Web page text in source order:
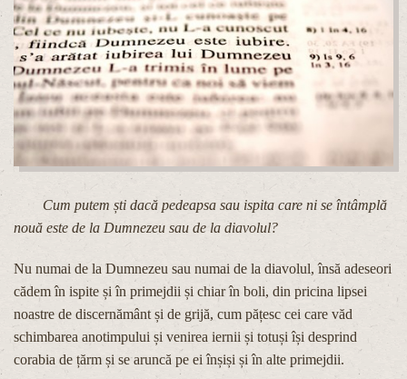
Cum putem ști dacă pedeapsa sau ispita care ni se întâmplă
nouă este de la Dumnezeu sau de la diavolul?
Nu numai de la Dumnezeu sau numai de la diavolul, însă adeseori
cădem în ispite și în primejdii și chiar în boli, din pricina lipsei
noastre de discernământ și de grijă, cum pățesc cei care văd
schimbarea anotimpului și venirea iernii și totuși își desprind
corabia de țărm și se aruncă pe ei înșiși și în alte primejdii.